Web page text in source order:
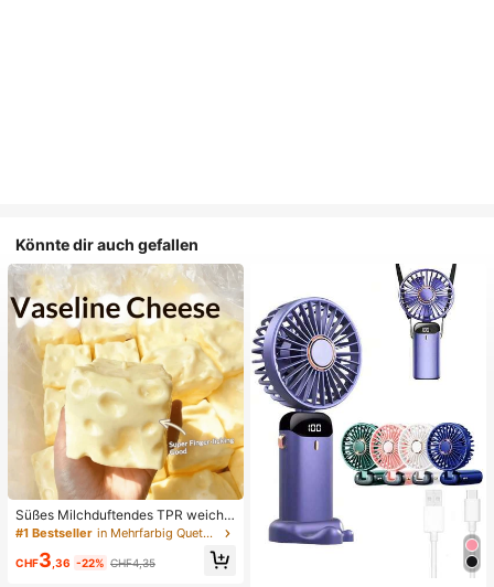
Könnte dir auch gefallen
Süßes Milchduftendes TPR weiche
s quetschbares Dumpling-förmiges
Stressabbau-Spielzeug, 5cm niedli
ches lustiges Quetsch-Stressabbau
#1 Bestseller in Mehrfarbig Quetschspielzeug für Teenager
CHF3 ,36 -22% CHF4,35